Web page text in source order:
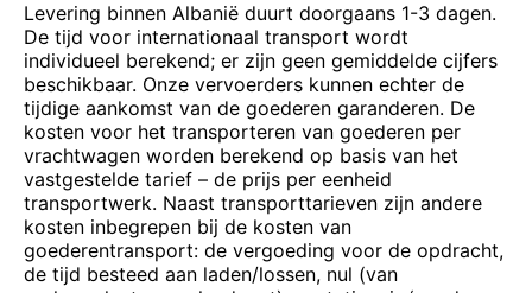
Levering binnen Albanië duurt doorgaans 1-3 dagen.
De tijd voor internationaal transport wordt
individueel berekend; er zijn geen gemiddelde cijfers
beschikbaar. Onze vervoerders kunnen echter de
tijdige aankomst van de goederen garanderen. De
kosten voor het transporteren van goederen per
vrachtwagen worden berekend op basis van het
vastgestelde tarief – de prijs per eenheid
transportwerk. Naast transporttarieven zijn andere
kosten inbegrepen bij de kosten van
goederentransport: de vergoeding voor de opdracht,
de tijd besteed aan laden/lossen, nul (van